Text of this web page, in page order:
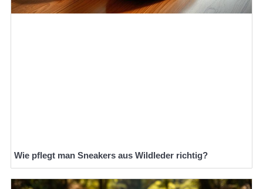
Wie pflegt man Sneakers aus Wildleder richtig?